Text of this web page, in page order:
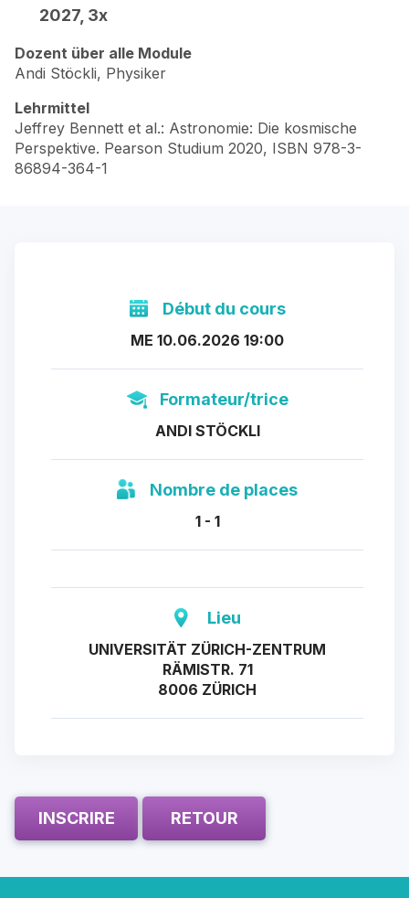
2027, 3x
Dozent über alle Module
Andi Stöckli, Physiker
Lehrmittel
Jeffrey Bennett et al.: Astronomie: Die kosmische
Perspektive. Pearson Studium 2020, ISBN 978-3-
86894-364-1
Début du cours
ME 10.06.2026 19:00
Formateur/trice
ANDI STÖCKLI
Nombre de places
1 - 1
Lieu
UNIVERSITÄT ZÜRICH-ZENTRUM
RÄMISTR. 71
8006 ZÜRICH
INSCRIRE RETOUR